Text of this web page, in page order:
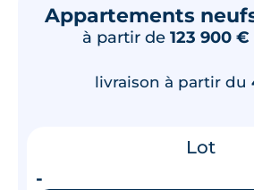
Appartements
à partir de 123 900 €
livraison à partir du
Lot
-